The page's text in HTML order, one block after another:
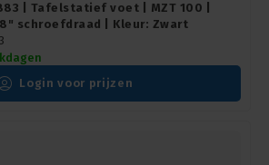
| Tafelstatief voet | MZT 100 |
schroefdraad | Kleur: Zwart
Login voor prijzen